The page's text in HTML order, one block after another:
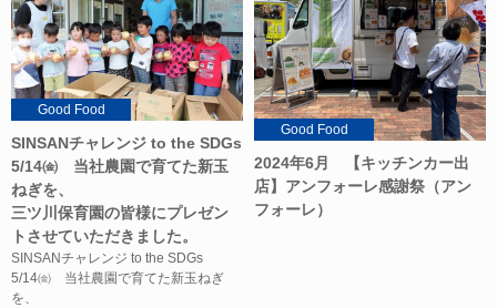
Good Food
SINSANチャレンジ to the SDGs
5/14㈮ 当社農園で育てた新玉
ねぎを、
三ツ川保育園の皆様にプレゼン
トさせていただきました。
SINSANチャレンジ to the SDGs
5/14㈮ 当社農園で育てた新玉ねぎ
を、
Good Food
2024年6月 【キッチンカー出
店】アンフォーレ感謝祭（アン
フォーレ）